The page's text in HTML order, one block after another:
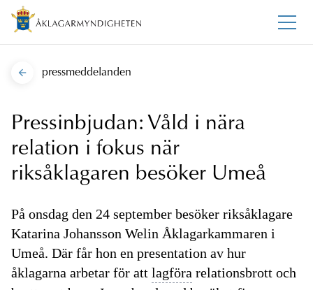
pressmeddelanden
Pressinbjudan: Våld i nära
relation i fokus när
riksåklagaren besöker Umeå
På onsdag den 24 september besöker riksåklagare
Katarina Johansson Welin Åklagarkammaren i
Umeå. Där får hon en presentation av hur
åklagarna arbetar för att lagföra relationsbrott och